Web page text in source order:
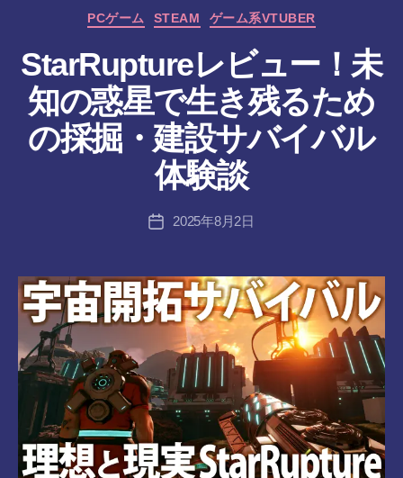
カ
ゴ
リ
ー
PCゲーム STEAM ゲーム系VTUBER
StarRuptureレビュー！未
知の惑星で生き残るため
の採掘・建設サバイバル
体験談
投
稿
作
成
者
:
a
8-
vr
投
2025年8月2日